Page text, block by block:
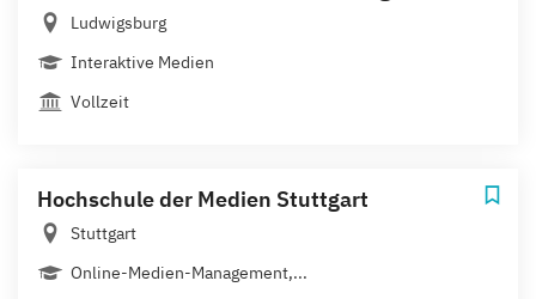
Ludwigsburg
Interaktive Medien
Vollzeit
Hochschule der Medien Stuttgart
Stuttgart
Online-Medien-Management,...